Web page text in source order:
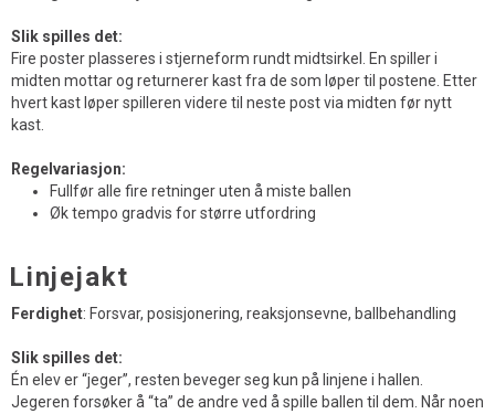
Slik spilles det:
Fire poster plasseres i stjerneform rundt midtsirkel. En spiller i
midten mottar og returnerer kast fra de som løper til postene. Etter
hvert kast løper spilleren videre til neste post via midten før nytt
kast.
Regelvariasjon:
Fullfør alle fire retninger uten å miste ballen
Øk tempo gradvis for større utfordring
Linjejakt
Ferdighet: Forsvar, posisjonering, reaksjonsevne, ballbehandling
Slik spilles det:
Én elev er “jeger”, resten beveger seg kun på linjene i hallen.
Jegeren forsøker å “ta” de andre ved å spille ballen til dem. Når noen